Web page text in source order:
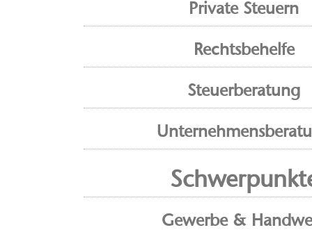
Private Steuern
Rechtsbehelfe
Steuerberatung
Gewerbe &